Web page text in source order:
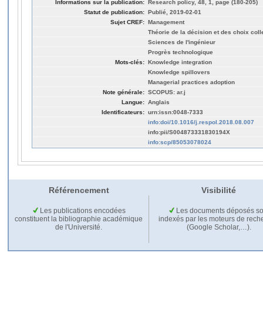
Informations sur la publication: Research policy, 48, 1, page (180-205)
Statut de publication: Publié, 2019-02-01
Sujet CREF: Management
Théorie de la décision et des choix
Sciences de l'ingénieur
Progrès technologique
Mots-clés: Knowledge integration
Knowledge spillovers
Managerial practices adoption
Note générale: SCOPUS: ar.j
Langue: Anglais
Identificateurs: urn:issn:0048-7333
info:doi/10.1016/j.respol.2018.08.007
info:pii/S004873331830194X
info:scp/85053078024
Référencement Visibilité
Les publications encodées
constituent la bibliographie académique
de l'Université.
Les documents déposés
indexés par les moteurs de
(Google Scholar,…).